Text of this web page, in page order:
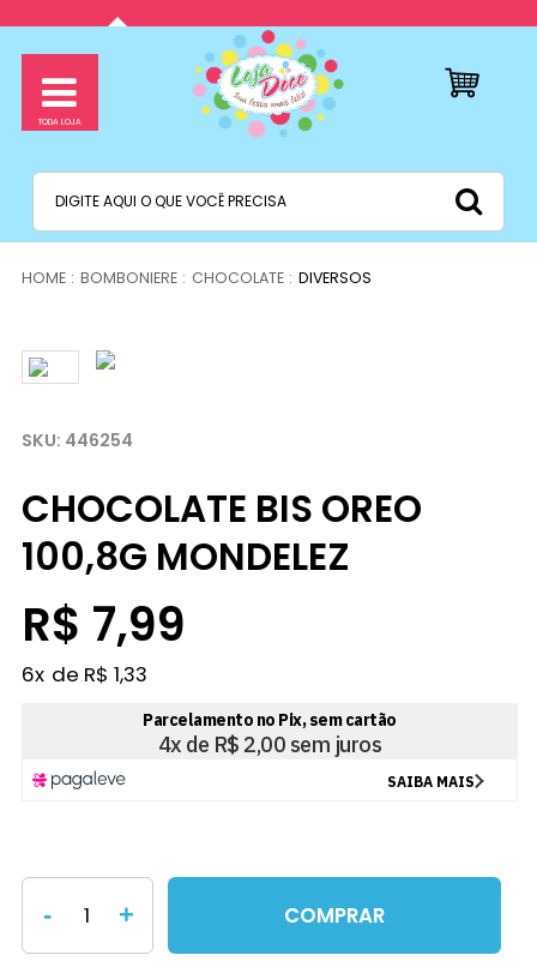
BOMBONIERE CHOCOLATE DIVERSOS
446254
CHOCOLATE BIS OREO
100,8G MONDELEZ
R$ 7,99
6x R$ 1,33
- + COMPRAR